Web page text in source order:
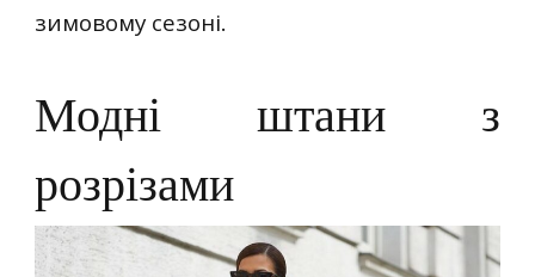
зимовому сезоні.
Модні штани з
розрізами